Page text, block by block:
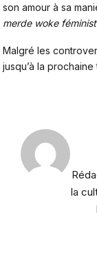
son amour à sa
merde woke
Malgré les
jusqu’à la
la